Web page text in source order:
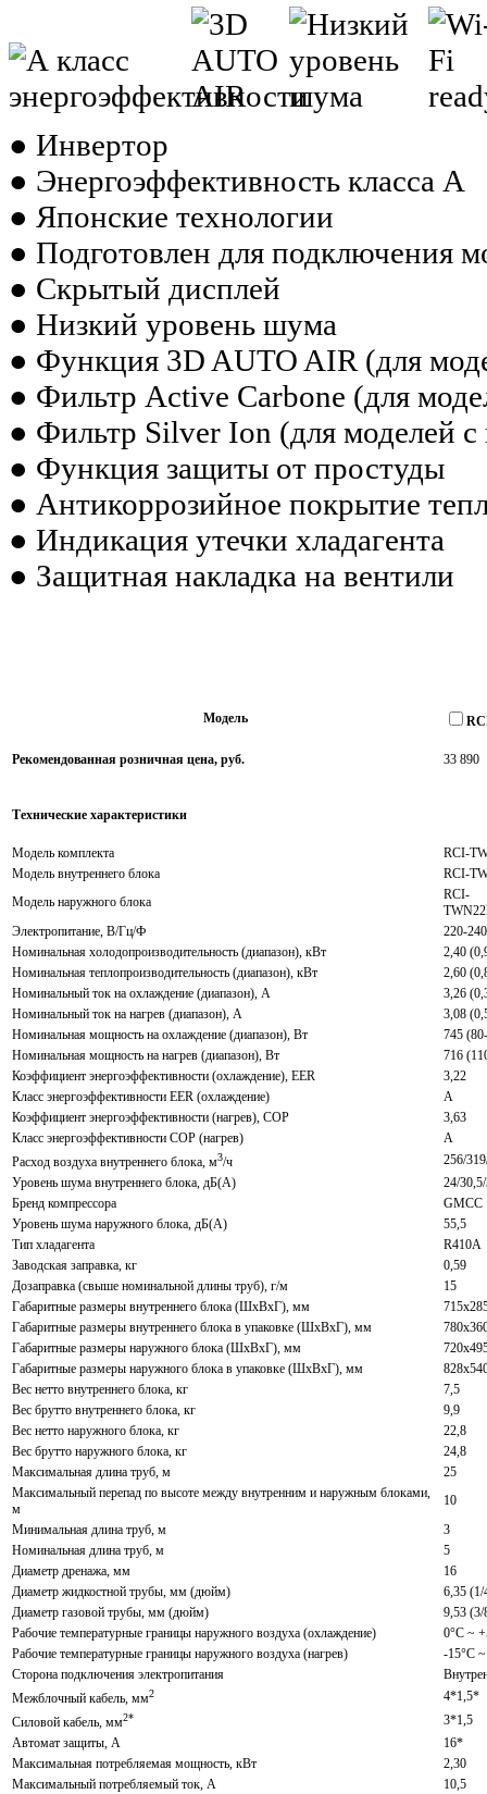
● Инвертор
● Энергоэффективность класса А
● Японские технологии
● Подготовлен для подключения
● Скрытый дисплей
● Низкий уровень шума
● Функция 3D AUTO AIR (для
● Фильтр Active Carbone (для
● Фильтр Silver Ion (для моделей
● Функция защиты от простуды
● Антикоррозийное покрытие
● Индикация утечки хладагента
● Защитная накладка на вентили
Модель
Рекомендованная розничная цена, руб. 33 890
Технические характеристики
Модель комплекта
RCI-
Модель внутреннего блока
RCI-
Модель наружного блока
RCI-
Электропитание, В/Гц/Ф
220-
Номинальная холодопроизводительность (диапазон), кВт
2,40
Номинальная теплопроизводительность (диапазон), кВт
2,60
Номинальный ток на охлаждение (диапазон), А
3,26
Номинальный ток на нагрев (диапазон), А
3,08
Номинальная мощность на охлаждение (диапазон), Вт
745
Номинальная мощность на нагрев (диапазон), Вт
716
Коэффициент энергоэффективности (охлаждение), EER
3,22
Класс энергоэффективности EER (охлаждение)
A
Коэффициент энергоэффективности (нагрев), COP
3,63
Класс энергоэффективности COP (нагрев)
A
Расход воздуха внутреннего блока, м3/ч
256/
Уровень шума внутреннего блока, дБ(А)
24/
Бренд компрессора
GMCC
Уровень шума наружного блока, дБ(A)
55,5
Тип хладагента
R410A
Заводская заправка, кг
0,59
Дозаправка (свыше номинальной длины труб), г/м
15
Габаритные размеры внутреннего блока (ШхВхГ), мм
Габаритные размеры внутреннего блока в упаковке (ШхВхГ), мм
Габаритные размеры наружного блока (ШхВхГ), мм
Габаритные размеры наружного блока в упаковке (ШхВхГ), мм
Вес нетто внутреннего блока, кг
7,5
Вес брутто внутреннего блока, кг
9,9
Вес нетто наружного блока, кг
22,8
Вес брутто наружного блока, кг
24,8
Максимальная длина труб, м
25
Максимальный перепад по высоте между внутренним и наружным блоками,
м
10
Минимальная длина труб, м
3
Номинальная длина труб, м
5
Диаметр дренажа, мм
16
Диаметр жидкостной трубы, мм (дюйм)
6,35
Диаметр газовой трубы, мм (дюйм)
9,53
Рабочие температурные границы наружного воздуха (охлаждение)
0°С ~
Рабочие температурные границы наружного воздуха (нагрев)
-15°С
Сторона подключения электропитания
Межблочный кабель, мм2
4*1,5*
Силовой кабель, мм2*
3*1,5
Автомат защиты, А
16*
Максимальная потребляемая мощность, кВт
2,30
Максимальный потребляемый ток, А
10,5